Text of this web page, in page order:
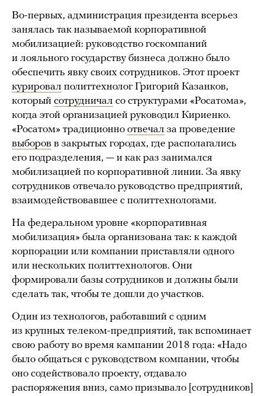
Во-первых, администрация президента всерьез
занялась так называемой корпоративной
мобилизацией: руководство госкомпаний
и лояльного государству бизнеса должно было
обеспечить явку своих сотрудников. Этот проект
курировал политтехнолог Григорий Казанков,
который сотрудничал со структурами «Росатома»,
когда этой организацией руководил Кириенко.
«Росатом» традиционно отвечал за проведение
выборов в закрытых городах, где располагались
его подразделения, — и как раз занимался
мобилизацией по корпоративной линии. За явку
сотрудников отвечало руководство предприятий,
взаимодействовавшее с политтехнологами.
На федеральном уровне «корпоративная
мобилизация» была организована так: к каждой
корпорации или компании приставляли одного
или нескольких политтехнологов. Они
формировали базы сотрудников и должны были
сделать так, чтобы те дошли до участков.
Один из технологов, работавший с одним
из крупных телеком-предприятий, так вспоминает
свою работу во время кампании 2018 года: «Надо
было общаться с руководством компании, чтобы
оно содействовало проекту, отдавало
распоряжения вниз, само призывало [сотрудников]